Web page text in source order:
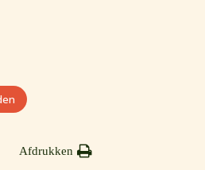
Afdrukken